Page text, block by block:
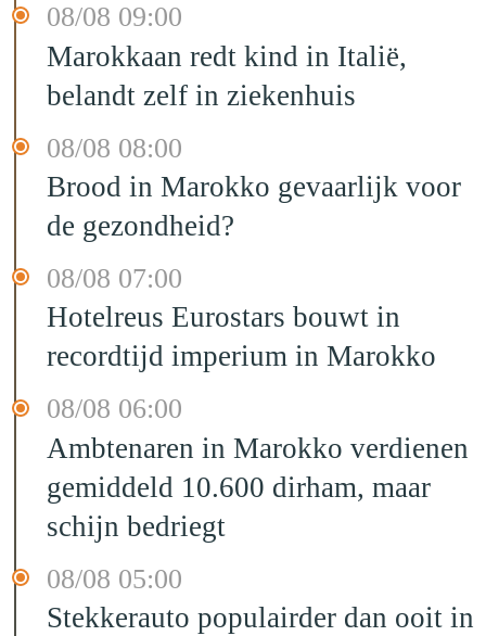
08/08 09:00
Marokkaan redt kind in Italië,
belandt zelf in ziekenhuis
08/08 08:00
Brood in Marokko gevaarlijk voor
de gezondheid?
08/08 07:00
Hotelreus Eurostars bouwt in
recordtijd imperium in Marokko
08/08 06:00
Ambtenaren in Marokko verdienen
gemiddeld 10.600 dirham, maar
schijn bedriegt
08/08 05:00
Stekkerauto populairder dan ooit in